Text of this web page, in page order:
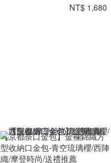
NT$ 1,680
【京都奈口金包】金襴錦織方
型收納口金包-青空琉璃櫻/西陣
織/摩登時尚/送禮推薦